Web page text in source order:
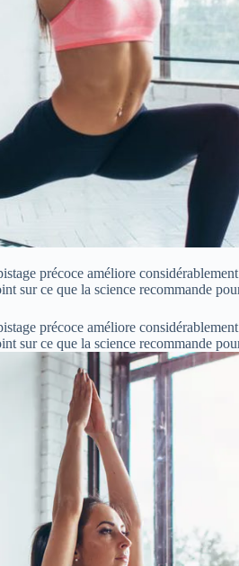
précoce améliore
ce que la science recommande
précoce améliore
ce que la science recommande